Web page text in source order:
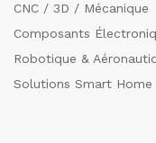
CNC / 3D / Mécanique
Composants
Robotique &
Solutions Smart Home